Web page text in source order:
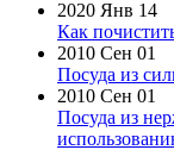
2020 Янв 14
Как
2010 Сен 01
Посуда из
2010 Сен 01
Посуда из